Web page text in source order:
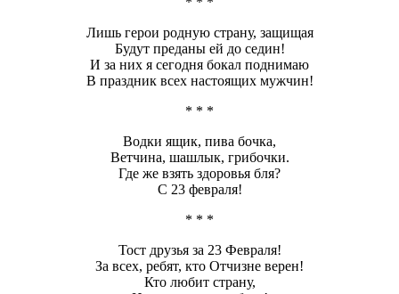
Лишь герои родную страну, защищая
Будут преданы ей до седин!
И за них я сегодня бокал поднимаю
В праздник всех настоящих мужчин!
* * *
Водки ящик, пива бочка,
Ветчина, шашлык, грибочки.
Где же взять здоровья бля?
С 23 февраля!
* * *
Тост друзья за 23 Февраля!
За всех, ребят, кто Отчизне верен!
Кто любит страну,